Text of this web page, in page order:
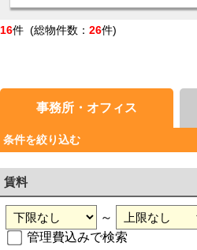
16件 (総物件数： 26件)
事務所・オフィス
条件を絞り込む
賃料
～
管理費込みで検索